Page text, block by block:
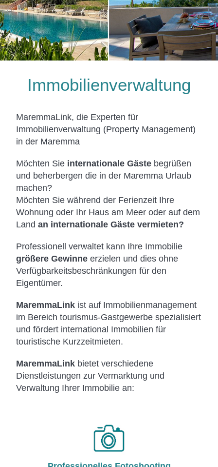
Immobilienverwaltung
MaremmaLink, die Experten für
Immobilienverwaltung (Property Management)
in der Maremma
Möchten Sie internationale Gästebegrüßen
und beherbergen die in der Maremma Urlaub
machen?
Möchten Sie während der Ferienzeit Ihre
Wohnung oder Ihr Haus am Meer oder auf dem
Land an internationale Gäste vermieten?
Professionell verwaltet kann Ihre Immobilie
größere Gewinneerzielen und dies ohne
Verfügbarkeitsbeschränkungen für den
Eigentümer.
MaremmaLinkist auf Immobilienmanagement
im Bereich tourismus-Gastgewerbe spezialisiert
und fördert international Immobilien für
touristische Kurzzeitmieten.
MaremmaLinkbietet verschiedene
Dienstleistungen zur Vermarktung und
Verwaltung Ihrer Immobilie an: